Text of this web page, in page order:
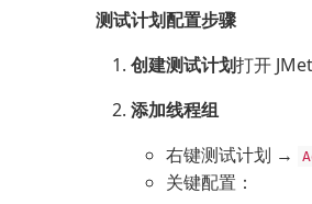
测试计划配置步骤
创建测试计划打开
添加线程组
右键测试计划 →
关键配置：